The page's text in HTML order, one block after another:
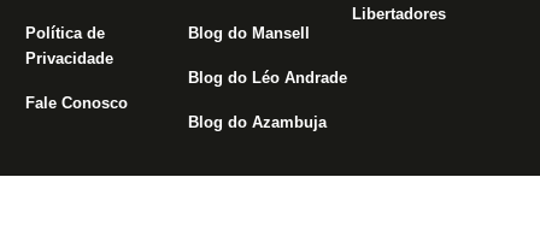
Política de
Privacidade
Fale Conosco
Blog do Mansell
Blog do Léo Andrade
Blog do Azambuja
Libertadores